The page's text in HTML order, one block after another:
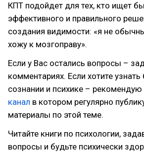
КПТ подойдет для тех, кто ищет
эффективного и правильного
создания видимости: «я не
хожу к мозгоправу».
Если у Вас остались вопросы –
комментариях. Если хотите
сознании и психике – рекомендую
канал в котором регулярно
материалы по этой теме.
Читайте книги по психологии,
вопросы и будьте психически